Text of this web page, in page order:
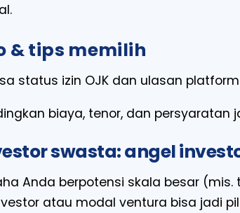
& tips memilih
status izin OJK dan ulasan
biaya, tenor, dan persyaratan
swasta: angel
Anda berpotensi skala besar
atau modal ventura bisa jadi